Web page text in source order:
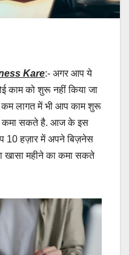
Kare:- अगर आप ये
काम को शुरू नहीं किया जा
लागत में भी आप काम शुरू
कमा सकते है. आज के इस
10 हज़ार में अपने बिज़नेस
महीने का कमा सकते